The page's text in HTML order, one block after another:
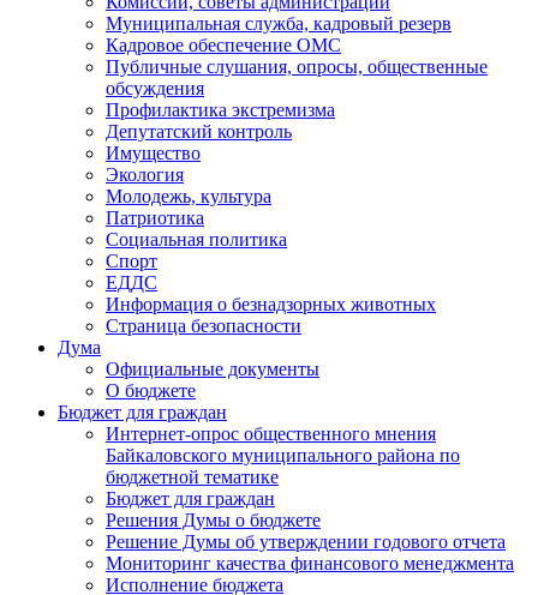
Муниципальная служба, кадровый резерв
Кадровое обеспечение ОМС
Публичные слушания, опросы, общественные
обсуждения
Профилактика экстремизма
Депутатский контроль
Имущество
Экология
Молодежь, культура
Патриотика
Социальная политика
Спорт
ЕДДС
Информация о безнадзорных животных
Страница безопасности
Дума
Официальные документы
О бюджете
Бюджет для граждан
Интернет-опрос общественного мнения
Байкаловского муниципального района по
бюджетной тематике
Бюджет для граждан
Решения Думы о бюджете
Решение Думы об утверждении годового отчета
Мониторинг качества финансового менеджмента
Исполнение бюджета